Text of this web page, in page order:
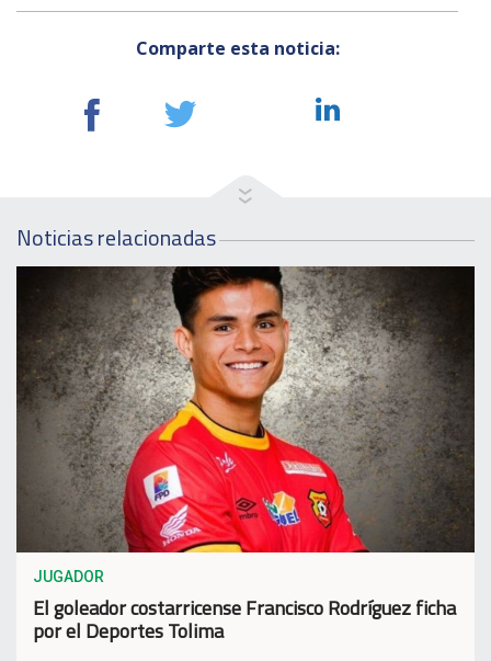
Comparte esta noticia:
Noticias relacionadas
JUGADOR
El goleador costarricense Francisco Rodríguez ficha
por el Deportes Tolima